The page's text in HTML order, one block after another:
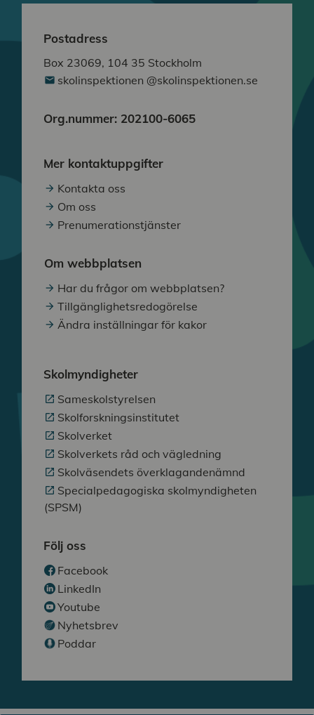
Postadress
Box 23069, 104 35 Stockholm
skolinspektionen @skolinspektionen.se
Org.nummer: 202100-6065
Mer kontaktuppgifter
Kontakta oss
Om oss
Prenumerationstjänster
Om webbplatsen
Har du frågor om webbplatsen?
Tillgänglighetsredogörelse
Ändra inställningar för kakor
Skolmyndigheter
Sameskolstyrelsen
Skolforskningsinstitutet
Skolverket
Skolverkets råd och vägledning
Skolväsendets överklagandenämnd
Specialpedagogiska skolmyndigheten
(SPSM)
Följ oss
Facebook
LinkedIn
Youtube
Nyhetsbrev
Poddar